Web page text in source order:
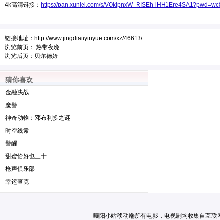
4k高清链接： https://pan.xunlei.com/s/VOkIpnxW_RISEh-
链接地址： http://www.jingdianyinyue.com/xz/46613/
浏览前页： 热带夜晚
浏览后页： 贝尔德姆
猜你喜欢
金融决战
魔警
神奇动物：邓布利多之谜
时空线索
警醒
甜蜜恰好也三十
枪声俱乐部
幸运查克
曦阳小站移动端所有电影，电视剧均收集自互联